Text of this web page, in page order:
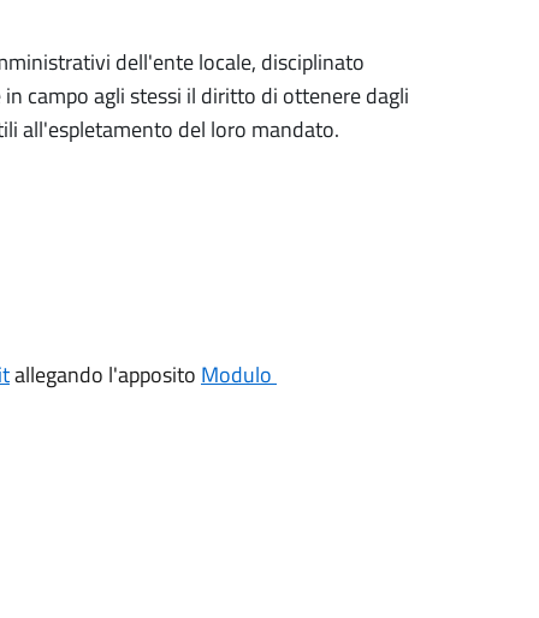
dell'ente locale, disciplinato
campo agli stessi il diritto di ottenere dagli
all'espletamento del loro mandato.
allegando l'apposito Modulo